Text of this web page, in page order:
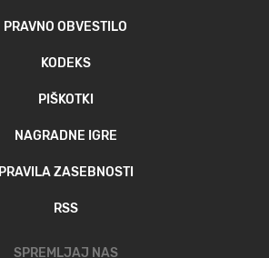
PRAVNO OBVESTILO
KODEKS
PIŠKOTKI
NAGRADNE IGRE
PRAVILA ZASEBNOSTI
RSS
SPREMLJAJ NAS